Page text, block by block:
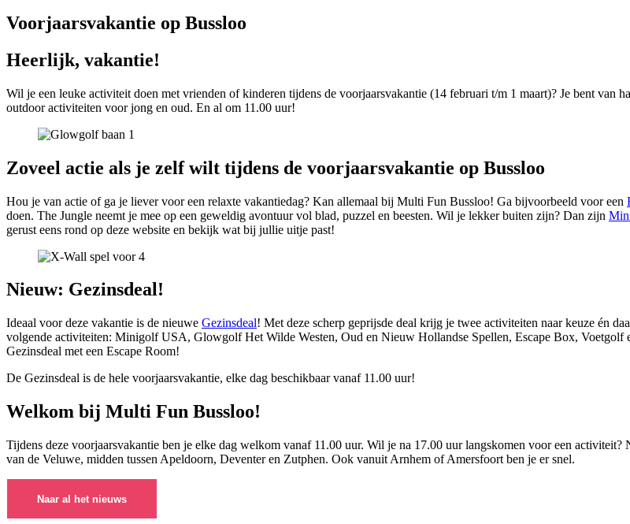
Voorjaarsvakantie op Bussloo
Heerlijk, vakantie!
Wil je een leuke activiteit doen met vrienden of kinderen tijdens de voorjaarsvakantie (14 februari t/m 1 maart)? Je bent
outdoor activiteiten voor jong en oud. En al om 11.00 uur!
Zoveel actie als je zelf wilt tijdens de voorjaarsvakantie op Bussloo
Hou je van actie of ga je liever voor een relaxte vakantiedag? Kan allemaal bij Multi Fun Bussloo! Ga bijvoorbeeld voor een
doen. The Jungle neemt je mee op een geweldig avontuur vol blad, puzzel en beesten. Wil je lekker buiten zijn? Dan zijn
gerust eens rond op deze website en bekijk wat bij jullie uitje past!
Nieuw: Gezinsdeal!
Ideaal voor deze vakantie is de nieuwe Gezinsdeal! Met deze scherp geprijsde deal krijg je twee activiteiten naar keuze én
volgende activiteiten: Minigolf USA, Glowgolf Het Wilde Westen, Oud en Nieuw Hollandse Spellen, Escape Box, Voetgolf
Gezinsdeal met een Escape Room!
De Gezinsdeal is de hele voorjaarsvakantie, elke dag beschikbaar vanaf 11.00 uur!
Welkom bij Multi Fun Bussloo!
Tijdens deze voorjaarsvakantie ben je elke dag welkom vanaf 11.00 uur. Wil je na 17.00 uur langskomen voor een
van de Veluwe, midden tussen Apeldoorn, Deventer en Zutphen. Ook vanuit Arnhem of Amersfoort ben je er snel.
Naar al het nieuws